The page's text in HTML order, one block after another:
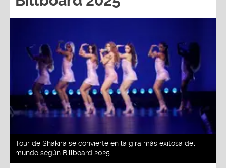
Tour de Shakira se convierte en la gira más exitosa del
mundo según Billboard 2025